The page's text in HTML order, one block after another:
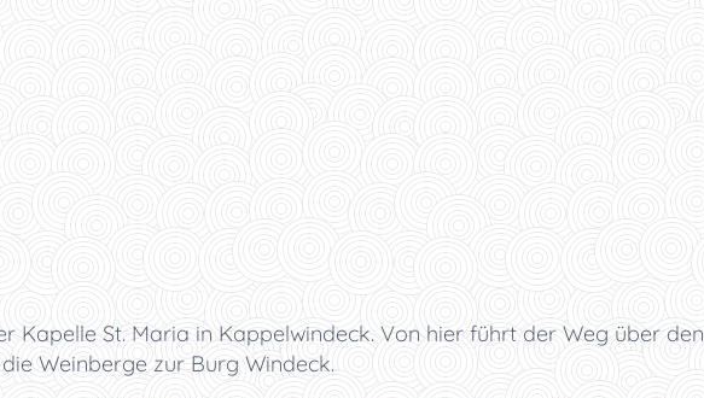
Kapelle St. Maria in Kappelwindeck. Von hier führt der Weg über den
Weinberge zur Burg Windeck.